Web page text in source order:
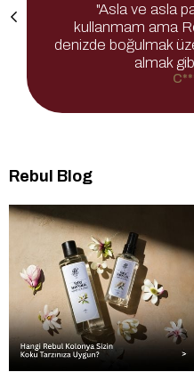
"Asla ve asla
kullanmam ama
denizde boğulmak
almak
Rebul Blog